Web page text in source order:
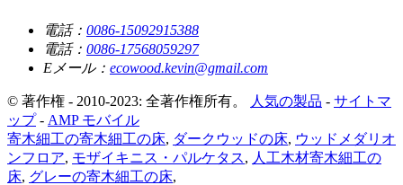
電話： 0086-15092915388
電話： 0086-17568059297
Eメール： ecowood.kevin@gmail.com
© 著作権 - 2010-2023: 全著作権所有。 人気の製品 - サイトマ
ップ- AMP モバイル
寄木細工の寄木細工の床, ダークウッドの床, ウッドメダリオ
ンフロア, モザイキニス・パルケタス, 人工木材寄木細工の
床, グレーの寄木細工の床,